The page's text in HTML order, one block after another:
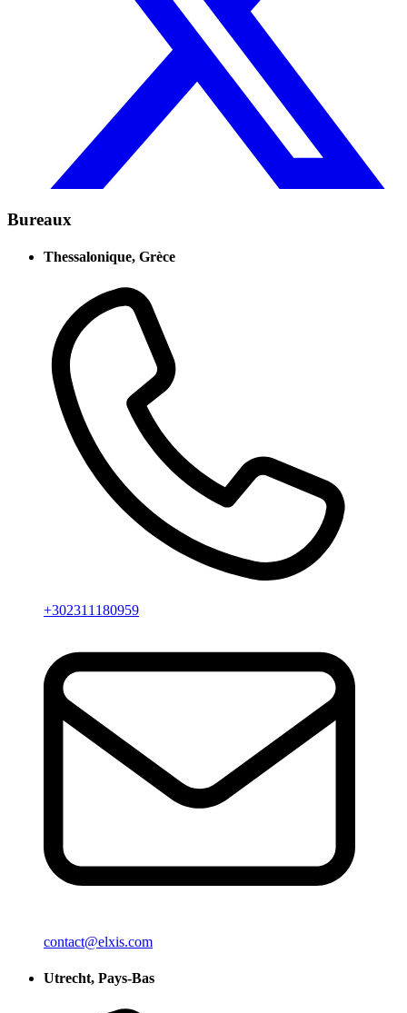
Bureaux
Thessalonique, Grèce
+302311180959
contact@elxis.com
Utrecht, Pays-Bas